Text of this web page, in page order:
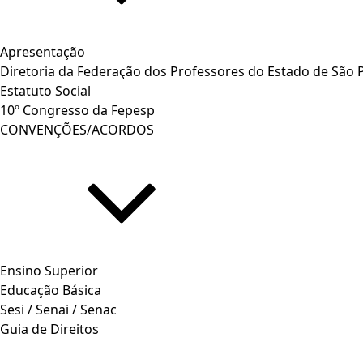
Apresentação
Diretoria da Federação dos Professores do Estado de São
Estatuto Social
10º Congresso da Fepesp
CONVENÇÕES/ACORDOS
Ensino Superior
Educação Básica
Sesi / Senai / Senac
Guia de Direitos